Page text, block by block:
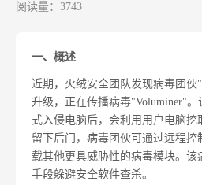
阅读量：3743
一、概述
近期，火绒安全团队发现病毒团
升级，正在传播病毒"Voluminer"
式入侵电脑后，会利用用户电脑挖
留下后门，病毒团伙可通过远程控
载其他更具威胁性的病毒模块。该
手段躲避安全软件查杀。